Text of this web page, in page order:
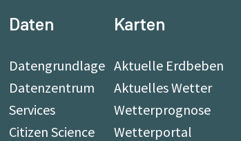
Daten
Datengrundlage
Datenzentrum
Services
Citizen Science
Karten
Aktuelle Erdbeben
Aktuelles Wetter
Wetterprognose
Wetterportal